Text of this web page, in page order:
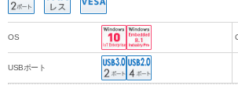
OS
USBポート